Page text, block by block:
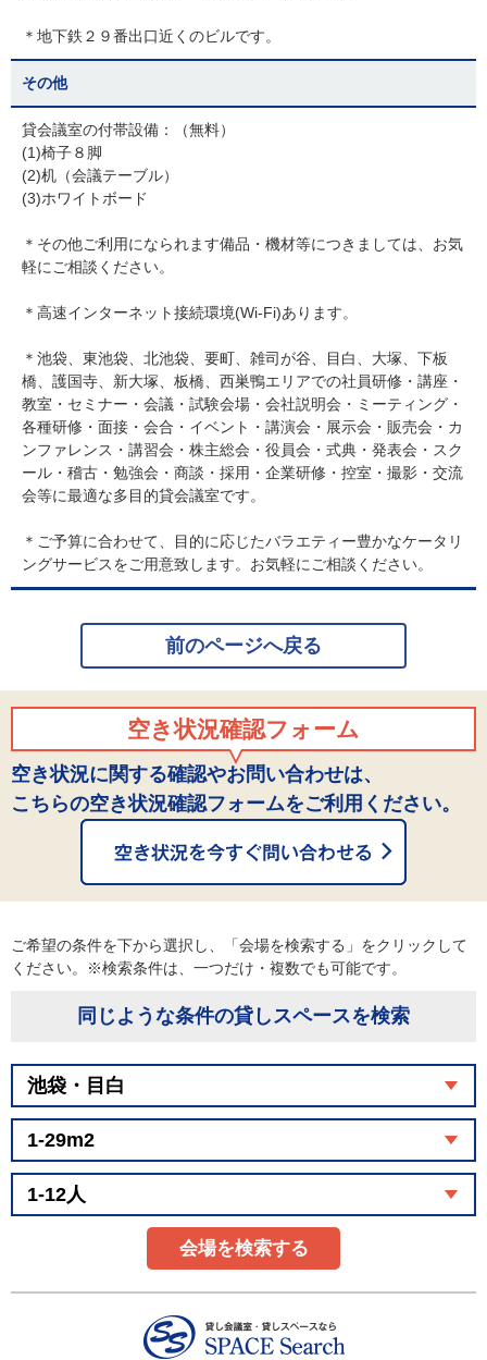
＊地下鉄２９番出口近くのビルです。
その他
貸会議室の付帯設備：（無料）
(1)椅子８脚
(2)机（会議テーブル）
(3)ホワイトボード
＊その他ご利用になられます備品・機材等につきましては、お気
軽にご相談ください。
＊高速インターネット接続環境(Wi-Fi)あります。
＊池袋、東池袋、北池袋、要町、雑司が谷、目白、大塚、下板
橋、護国寺、新大塚、板橋、西巣鴨エリアでの社員研修・講座・
教室・セミナー・会議・試験会場・会社説明会・ミーティング・
各種研修・面接・会合・イベント・講演会・展示会・販売会・カ
ンファレンス・講習会・株主総会・役員会・式典・発表会・スク
ール・稽古・勉強会・商談・採用・企業研修・控室・撮影・交流
会等に最適な多目的貸会議室です。
＊ご予算に合わせて、目的に応じたバラエティー豊かなケータリ
ングサービスをご用意致します。お気軽にご相談ください。
前のページへ戻る
空き状況確認フォーム
空き状況に関する確認やお問い合わせは、
こちらの空き状況確認フォームをご利用ください。
ご希望の条件を下から選択し、「会場を検索する」をクリックして
ください。※検索条件は、一つだけ・複数でも可能です。
同じような条件の貸しスペースを検索
会場を検索する